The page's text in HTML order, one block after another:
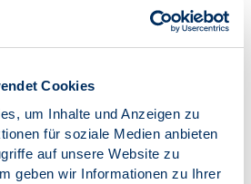
Cookies
um Inhalte und Anzeigen zu
für soziale Medien anbieten
auf unsere Website zu
geben wir Informationen zu Ihrer
Hilfen, v.a. im Kinder-
bereits vor Corona bestehender
Erkrankte.
die Landesgruppe Bayern
Maßnahmenkatalog,
„Aufrechterhaltung und Ausbau
sowie Umsetzung gezielter
fassen ist: Präventionen durch